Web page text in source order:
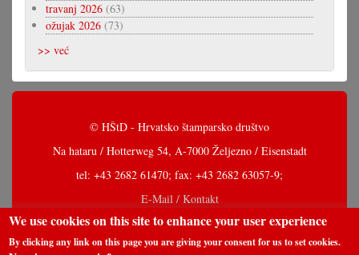
travanj 2026 (63)
ožujak 2026 (73)
>> već
© HŠtD - Hrvatsko štamparsko društvo
Na hataru / Hotterweg 54, A-7000 Željezno / Eisenstadt
tel: +43 2682 61470; fax: +43 2682 63057-9;
E-Mail / Kontakt
We use cookies on this site to enhance your user experience
By clicking any link on this page you are giving your consent for us to set cookies.